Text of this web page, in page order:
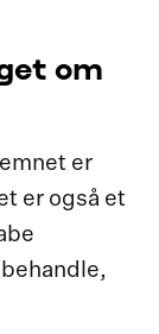
om
er
er også et